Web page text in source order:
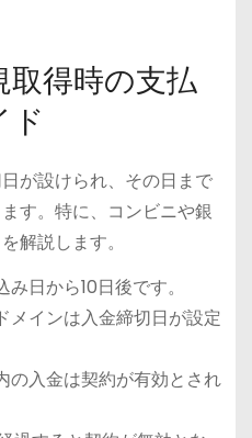
取得時の支払
ド
が設けられ、その日まで
す。特に、コンビニや銀
解説します。
日から10日後です。
メインは入金締切日が設定
の入金は契約が有効とされ